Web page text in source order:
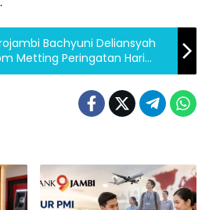
Bachyuni Deliansyah
Metting Peringatan Hari
Presiden